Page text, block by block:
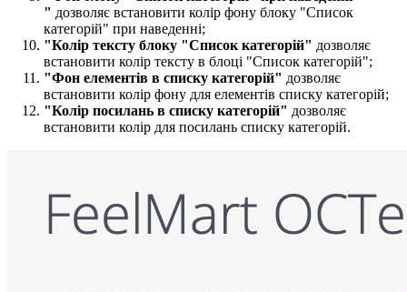
" дозволяє встановити колір фону блоку "Список
категорій" при наведенні;
"Колір тексту блоку "Список категорій​" дозволяє
встановити колір тексту в блоці "Список категорій";
"Фон елементів в списку категорій​​" дозволяє
встановити колір фону для елементів списку категорій;
"Колір посилань в списку категорій​" дозволяє
встановити колір для посилань списку категорій.